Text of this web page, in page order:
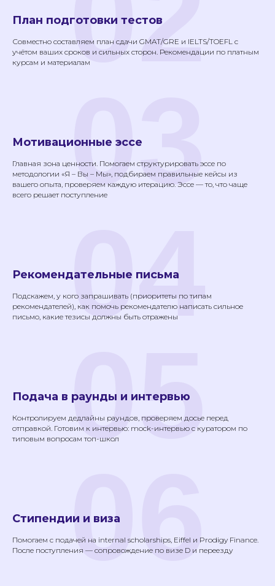
План подготовки тестов
Совместно составляем план сдачи GMAT/GRE и IELTS/TOEFL с
учётом ваших сроков и сильных сторон. Рекомендации по платным
курсам и материалам
Мотивационные эссе
Главная зона ценности. Помогаем структурировать эссе по
методологии «Я – Вы – Мы», подбираем правильные кейсы из
вашего опыта, проверяем каждую итерацию. Эссе — то, что чаще
всего решает поступление03
Рекомендательные письма
Подскажем, у кого запрашивать (приоритеты по типам
рекомендателей), как помочь рекомендателю написать сильное
письмо, какие тезисы должны быть отражены
04
Подача в раунды и интервью
Контролируем дедлайны раундов, проверяем досье перед
отправкой. Готовим к интервью: mock-интервью с куратором по
типовым вопросам топ-школ05
Стипендии и виза
Помогаем с подачей на internal scholarships, Eiffel и Prodigy Finance.
После поступления — сопровождение по визе D и переезду
06
Языки Обучение
Помощь с Alternance
Документация
Политика конфиденциальности
Пользовательское соглашение
Образовательная программа
Регистрационный номер лицензии:
№Л035-01255-50/01630523
О школе
Все права защищены
Разработка сайта
Деятельность организации
запрещена на территории РФ*